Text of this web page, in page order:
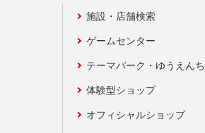
施設・店舗検索
ゲームセンター
テーマパーク・ゆうえんち
体験型ショップ
オフィシャルショップ